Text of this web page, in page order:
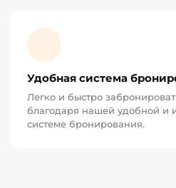
Удобная система
Легко и быстро
благодаря нашей удобной и
системе бронирования.